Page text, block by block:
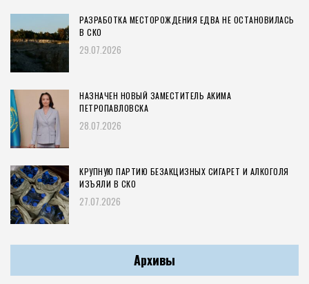
РАЗРАБОТКА МЕСТОРОЖДЕНИЯ ЕДВА НЕ ОСТАНОВИЛАСЬ
В СКО
29.07.2026
НАЗНАЧЕН НОВЫЙ ЗАМЕСТИТЕЛЬ АКИМА
ПЕТРОПАВЛОВСКА
28.07.2026
КРУПНУЮ ПАРТИЮ БЕЗАКЦИЗНЫХ СИГАРЕТ И АЛКОГОЛЯ
ИЗЪЯЛИ В СКО
27.07.2026
Архивы